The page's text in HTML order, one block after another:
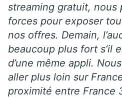
streaming gratuit, nous
forces pour exposer
nos offres. Demain,
beaucoup plus fort s’il
d’une même appli.
aller plus loin sur
proximité entre France